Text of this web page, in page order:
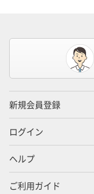
新規会員登録
ログイン
ヘルプ
ご利用ガイド